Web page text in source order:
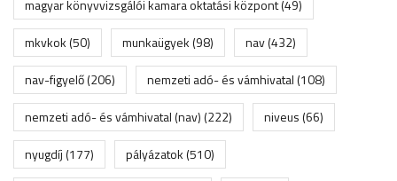
magyar könyvvizsgálói kamara oktatási központ(49)
mkvkok(50) munkaügyek(98) nav(432)
nav-figyelő(206) nemzeti adó- és vámhivatal(108)
nemzeti adó- és vámhivatal (nav)(222) niveus(66)
nyugdíj(177) pályázatok(510)